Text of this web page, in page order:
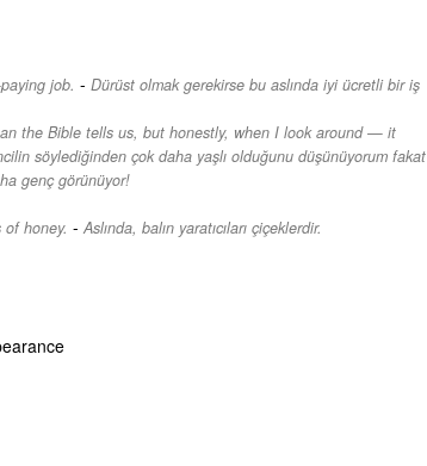
job. - Dürüst olmak gerekirse bu aslında iyi ücretli bir iş
the Bible tells us, but honestly, when I look around — it
söylediğinden çok daha yaşlı olduğunu düşünüyorum fakat
genç görünüyor!
honey. - Aslında, balın yaratıcıları çiçeklerdir.